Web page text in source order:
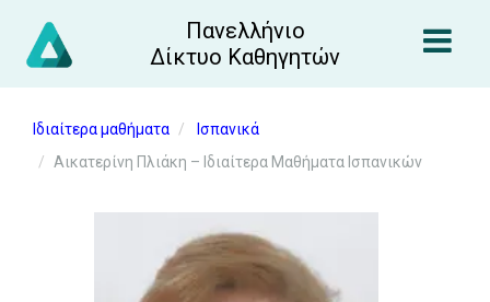
Πανελλήνιο
Δίκτυο Καθηγητών
Ιδιαίτερα μαθήματα
Ισπανικά
Αικατερίνη Πλιάκη – Ιδιαίτερα Μαθήματα Ισπανικών